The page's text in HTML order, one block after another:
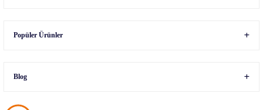
Popüler Ürünler
Blog